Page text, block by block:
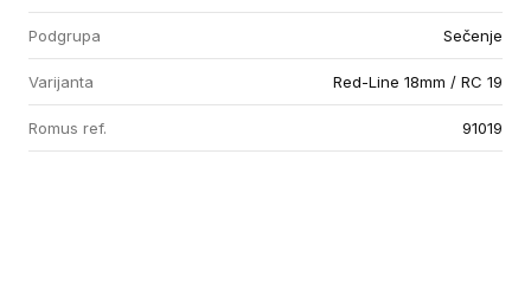
Podgrupa Sečenje
Varijanta Red-Line 18mm / RC 19
Romus ref. 91019